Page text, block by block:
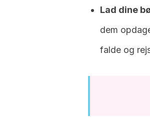
Lad dine
dem
falde og